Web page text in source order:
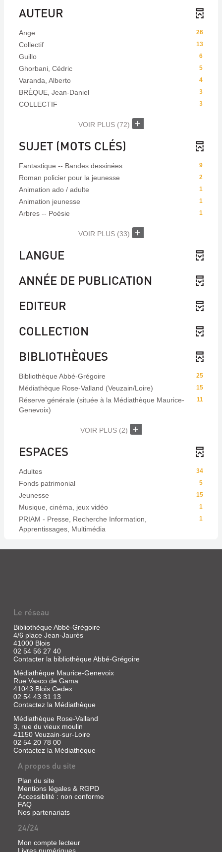
AUTEUR
26
Ange
13
Collectif
6
Guillo
5
Ghorbani, Cédric
4
Varanda, Alberto
3
BRÈQUE, Jean-Daniel
3
COLLECTIF
VOIR PLUS (72)
SUJET (MOTS CLÉS)
9
Fantastique -- Bandes dessinées
2
Roman policier pour la jeunesse
1
Animation ado / adulte
1
Animation jeunesse
1
Arbres -- Poésie
VOIR PLUS (33)
LANGUE
ANNÉE DE PUBLICATION
EDITEUR
COLLECTION
BIBLIOTHÈQUES
25
Bibliothèque Abbé-Grégoire
15
Médiathèque Rose-Valland (Veuzain/Loire)
11
Réserve générale (située à la Médiathèque Maurice-
Genevoix)
VOIR PLUS (2)
ESPACES
34
Adultes
5
Fonds patrimonial
15
Jeunesse
1
Musique, cinéma, jeux vidéo
1
PRIAM - Presse, Recherche Information,
Apprentissages, Multimédia
Le réseau
Bibliothèque Abbé-Grégoire
4/6 place Jean-Jaurès
41000 Blois
02 54 56 27 40
Contacter la bibliothèque Abbé-Grégoire
Médiathèque Maurice-Genevoix
Rue Vasco de Gama
41043 Blois Cedex
02 54 43 31 13
Contactez la Médiathèque
Médiathèque Rose-Valland
3, rue du vieux moulin
41150 Veuzain-sur-Loire
02 54 20 78 00
Contactez la Médiathèque
A propos du site
Plan du site
Mentions légales & RGPD
Accessiblité : non conforme
FAQ
Nos partenariats
24/24
Mon compte lecteur